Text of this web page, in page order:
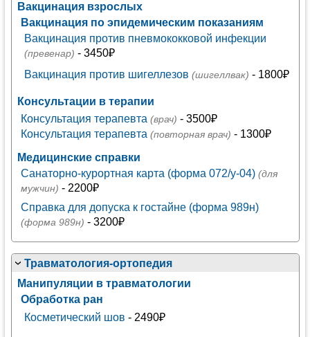
Вакцинация взрослых
Вакцинация по эпидемическим показаниям
Вакцинация против пневмококковой инфекции
(превенар) - 3450₽
Вакцинация против шигеллезов (шигеллвак) - 1800₽
Консультации в терапии
Консультация терапевта (врач) - 3500₽
Консультация терапевта (повторная врач) - 1300₽
Медицинские справки
Санаторно-курортная карта (форма 072/у-04) (для
мужчин) - 2200₽
Справка для допуска к гостайне (форма 989н)
(форма 989н) - 3200₽
Травматология-ортопедия
Манипуляции в травматологии
Обработка ран
Косметический шов - 2490₽